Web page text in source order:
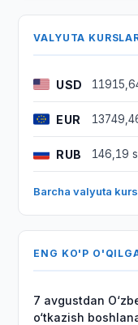
VALYUTA
USD
EUR
RUB 146,19
Barcha valyuta
ENG KO'P
7 avgustdan
o‘tkazish